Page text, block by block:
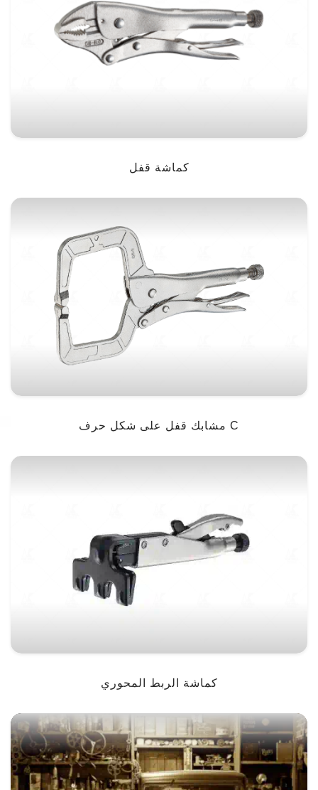
كماشة قفل
مشابك قفل على شكل حرف C
كماشة الربط المحوري